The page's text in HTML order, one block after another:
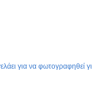
για να φωτογραφηθεί